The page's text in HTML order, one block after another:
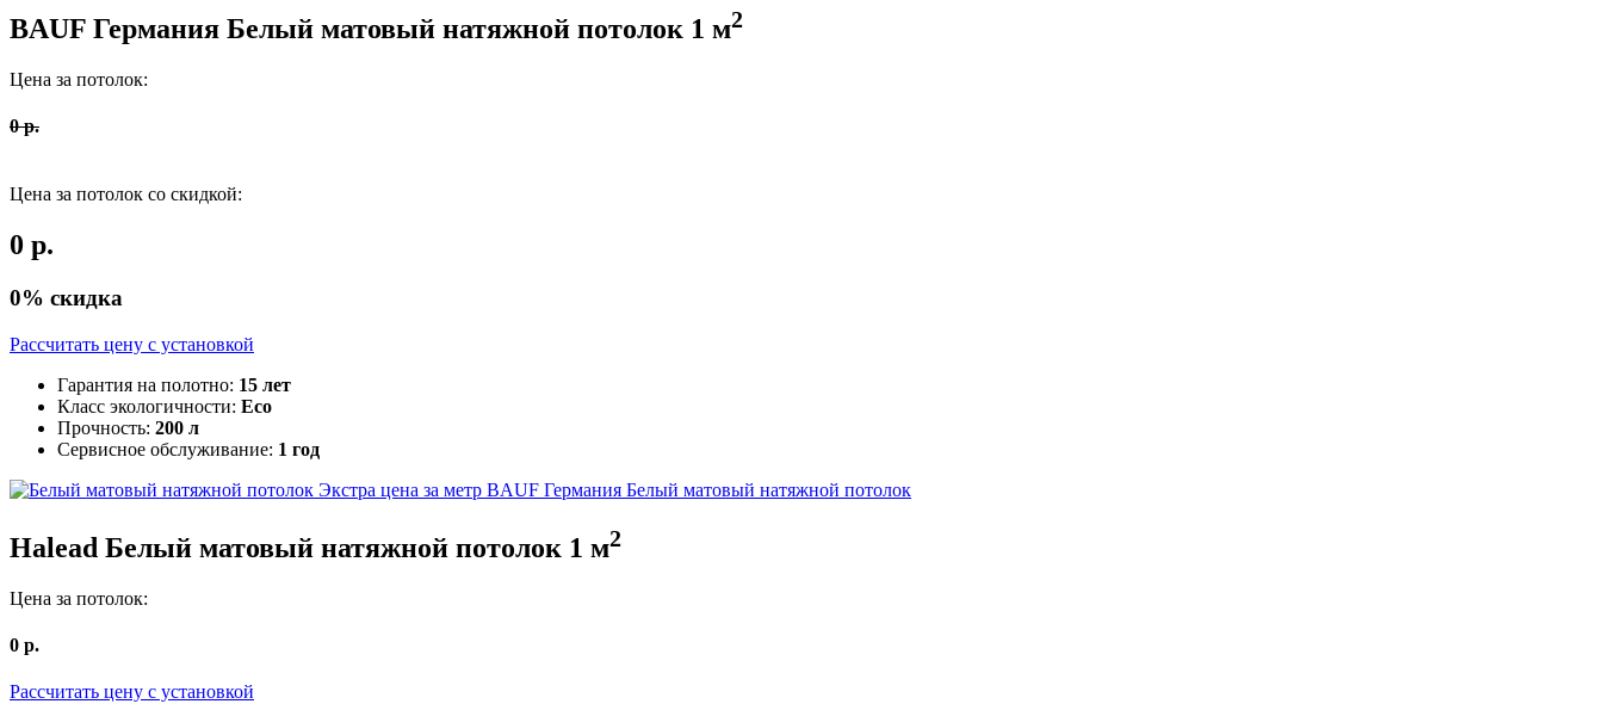
BAUF Германия Белый матовый натяжной потолок 1 м2
Цена за потолок:
0р.
Цена за потолок со скидкой:
0 р.
0% скидка
Рассчитать цену c установкой
Гарантия на полотно: 15 лет
Класс экологичности: Eco
Прочность: 200 л
Сервисное обслуживание: 1 год
BAUF Германия Белый матовый натяжной потолок
Halead Белый матовый натяжной потолок 1 м2
Цена за потолок:
0 р.
Рассчитать цену c установкой